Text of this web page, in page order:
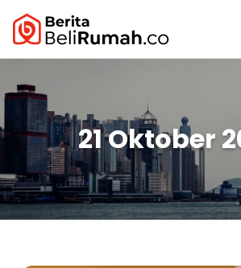
21 Oktober